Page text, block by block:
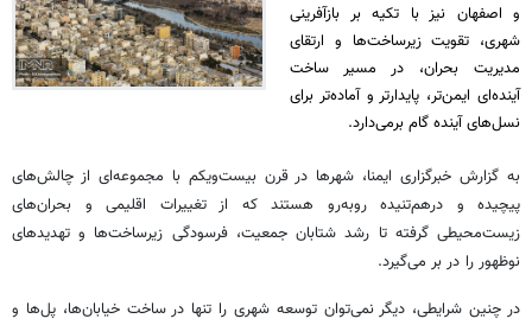
و اصفهان نیز با تکیه بر بازآفرینی
شهری، تقویت زیرساخت‌ها و ارتقای
مدیریت بحران، در مسیر ساخت
آینده‌ای ایمن‌تر، پایدارتر و آماده‌تر برای
نسل‌های آینده گام برمی‌دارد.
به گزارش خبرگزاری ایمنا، شهرها در قرن بیست‌ویکم با مجموعه‌ای از چالش‌های
پیچیده و درهم‌تنیده روبه‌رو هستند که از تغییرات اقلیمی و بحران‌های
زیست‌محیطی گرفته تا رشد شتابان جمعیت، فرسودگی زیرساخت‌ها و تهدیدهای
نوظهور را در بر می‌گیرد.
در چنین شرایطی، دیگر نمی‌توان توسعه شهری را تنها در ساخت خیابان‌ها، پل‌ها و